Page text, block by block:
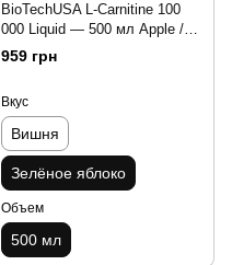
BioTechUSA L-Carnitine 100
000 Liquid — 500 мл Apple /
Яблоко
959 грн
Вкус
Вишня
Зелёное яблоко
Объем
500 мл